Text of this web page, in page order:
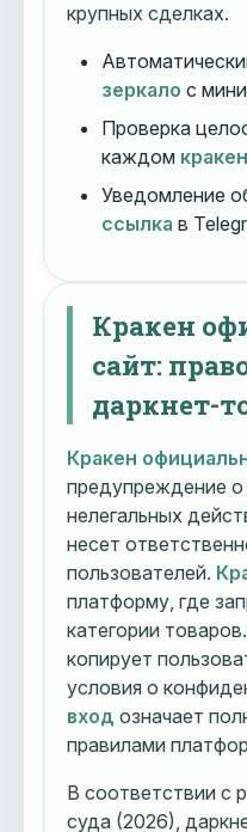
крупных сделках.
зеркало с
Проверка
каждом
Уведомление
ссылка в
Кракен
сайт:
даркнет-
Кракен
предупреждение
нелегальных
несет
пользователей.
платформу, где
категории товаров.
копирует
условия о
вход означает
правилами
В соответствии с
суда (2026),